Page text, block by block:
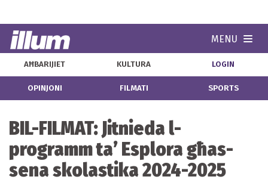
MENU
AĦBARIJIET KULTURA LOGIN
OPINJONI FILMATI SPORTS
BIL-FILMAT: Jitnieda l-
programm ta’ Esplora għas-
sena skolastika 2024-2025